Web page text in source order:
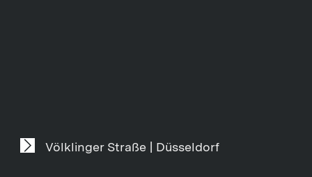
Völklinger Straße | Düsseldorf